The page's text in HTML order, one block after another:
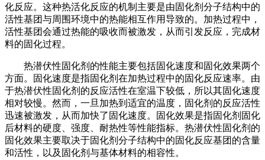
化反应。这种热活化反应的机制主要是由固化剂分子结构中的
活性基团与周围环境中的热能相互作用导致的。加热过程中，
活性基团会通过热能的吸收而被激发，从而引发反应，完成材
料的固化过程。
热潜伏性固化剂的性能主要包括固化速度和固化效果两个
方面。固化速度是指固化剂在加热过程中的固化反应速率。由
于热潜伏性固化剂的反应活性在室温下较低，所以其固化速度
相对较慢。然而，一旦加热到适宜的温度，固化剂的反应活性
迅速被激发，从而加快了固化速度。固化效果是指固化剂固化
后材料的硬度、强度、耐热性等性能指标。热潜伏性固化剂的
固化效果主要取决于固化剂分子结构中的固化反应基团的含量
和活性，以及固化剂与基体材料的相容性。